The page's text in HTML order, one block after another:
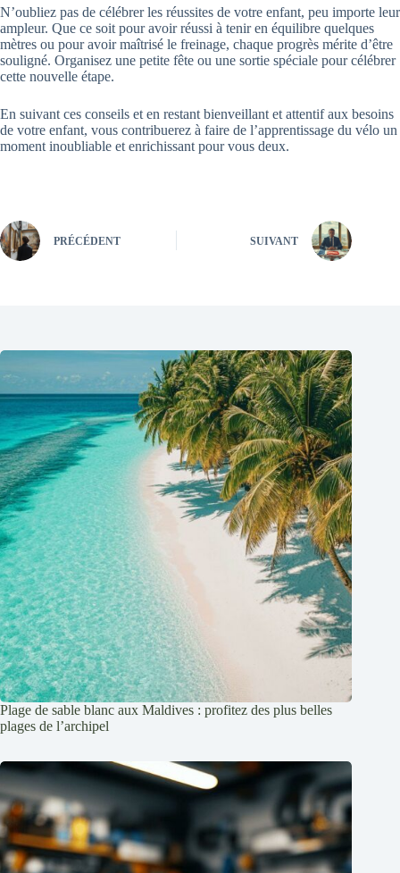
N’oubliez pas de célébrer les réussites de votre enfant, peu importe leur
ampleur. Que ce soit pour avoir réussi à tenir en équilibre quelques
mètres ou pour avoir maîtrisé le freinage, chaque progrès mérite d’être
souligné. Organisez une petite fête ou une sortie spéciale pour célébrer
cette nouvelle étape.
En suivant ces conseils et en restant bienveillant et attentif aux besoins
de votre enfant, vous contribuerez à faire de l’apprentissage du vélo un
moment inoubliable et enrichissant pour vous deux.
PRÉCÉDENT SUIVANT
Plage de sable blanc aux Maldives : profitez des plus belles
plages de l’archipel